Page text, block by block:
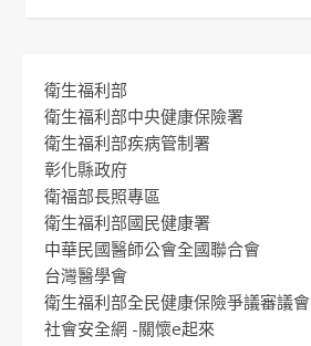
衛生福利部
衛生福利部中央健康保險署
衛生福利部疾病管制署
彰化縣政府
衛福部長照專區
衛生福利部國民健康署
中華民國醫師公會全國聯合會
台灣醫學會
衛生福利部全民健康保險爭議審議會
社會安全網 -關懷e起來